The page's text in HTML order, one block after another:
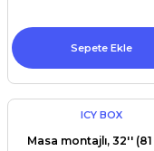
Sepete Ekle
ICY BOX
Masa montajlı, 32''